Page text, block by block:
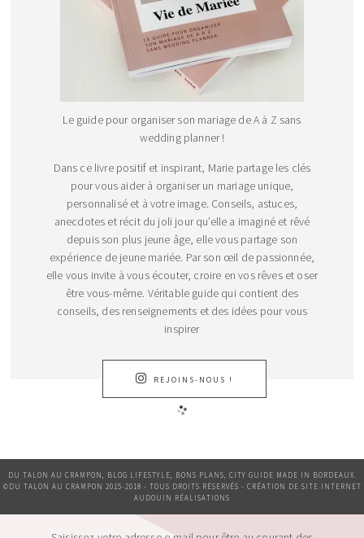
Le guide pour organiser son mariage de A à Z sans
wedding planner !
Dans ce livre positif et inspirant, Marie partage les clés
pour vous aider à organiser un mariage unique,
personnalisé et à votre image. Conseils, astuces,
anecdotes et récit du joli jour qu’elle a imaginé et rêvé
depuis son plus jeune âge, elle vous partage son
expérience de jeune mariée. Par son œil de passionnée,
elle vous invite à vous écouter, croire en vos rêves et oser
être vous-même. Véritable guide qui contient des
conseils, des renseignements et des idées pour vous
inspirer
REJOINS-NOUS !
DU TALON AU CRAMPON, BLOG LIFESTYLE, BONS PLANS, CITY GUIDE MADE IN BORDEAUX.
©DU TALON AU CRAMPON 2015-2018 - TOUS DROITS RÉSERVÉS - CRÉATION DE SITE INTERNET
AUDOUIN RÉALISATIONS